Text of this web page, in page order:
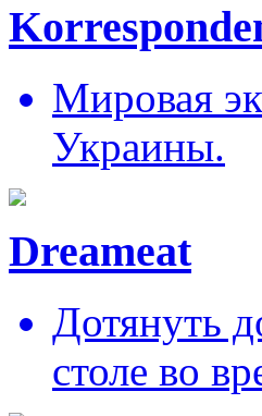
Мировая
Украины.
Dreameat
Дотянуть
столе во